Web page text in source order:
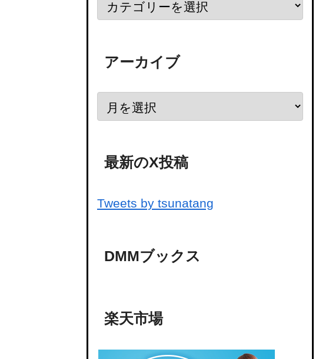
アーカイブ
最新のX投稿
Tweets by tsunatang
DMMブックス
楽天市場